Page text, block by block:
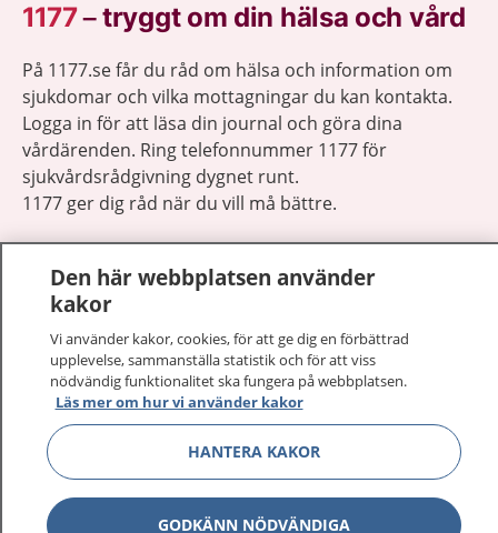
1177–tryggt om din hälsa och vård
På 1177.se får du råd om hälsa och information om
sjukdomar och vilka mottagningar du kan kontakta.
Logga in för att läsa din journal och göra dina
vårdärenden. Ring telefonnummer 1177 för
sjukvårdsrådgivning dygnet runt.
1177 ger dig råd när du vill må bättre.
1177 på flera språk
Om 1177
Kontakt Visa
Den här webbplatsen använder
kakor
Vi använder kakor, cookies, för att ge dig en förbättrad
upplevelse, sammanställa statistik och för att viss
nödvändig funktionalitet ska fungera på webbplatsen.
Läs mer om hur vi använder kakor
HANTERA KAKOR
GODKÄNN NÖDVÄNDIGA